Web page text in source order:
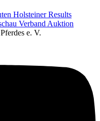
Holsteiner Results
Verband Auktion
e. V.